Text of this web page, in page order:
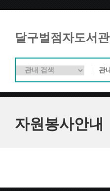
달구벌점자도서관
자원봉사안내